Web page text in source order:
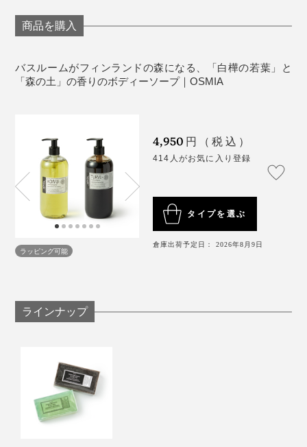
写真提供 Visit Finland
リュ）」をはじめ、東京・名古屋・福岡の「サウナラ
ボ」のシャワーブースに『OSMIA』が置かれ、サウナー
たちの熱視線を集めています。
れることはほとんどできませんが、『OSMIA』でフィン
ランド・トリップをご一緒に！
商品を購入
バスルームがフィンランドの森になる、「白樺の若葉」と
「森の土」の香りのボディーソープ｜OSMIA
ラッピング可能
4,950 円（税込）
414人がお気に入り登録
タイプを選ぶ
倉庫出荷予定日： 2026年8月9日
ラインナップ